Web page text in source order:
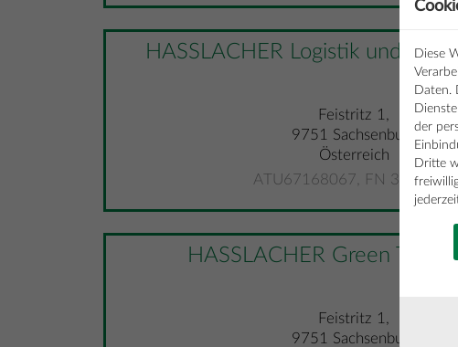
HASSLACHER Logistik und
Feistritz 1,
9751 Sachsenburg
Österreich
ATU67168067, FN 376544 t
HASSLACHER Green
Feistritz 1,
9751 Sachsenburg
Diese
Daten.
der
Dritte